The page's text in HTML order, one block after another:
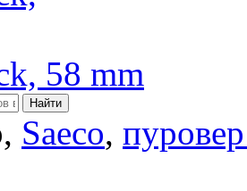
58 mm
Saeco,